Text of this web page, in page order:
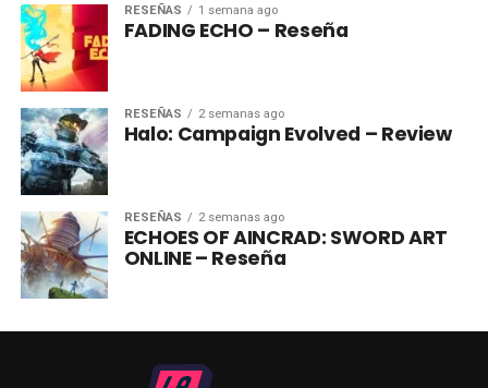
RESEÑAS 1 semana ago
FADING ECHO – Reseña
RESEÑAS 2 semanas ago
Halo: Campaign Evolved – Review
RESEÑAS 2 semanas ago
ECHOES OF AINCRAD: SWORD ART
ONLINE – Reseña